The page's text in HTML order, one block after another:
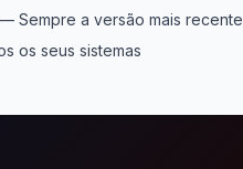
— Sempre a versão mais recente
os seus sistemas